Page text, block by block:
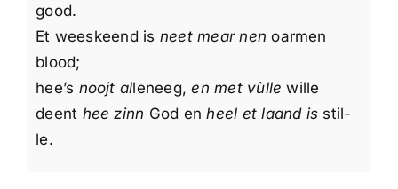
good.
Et weeskeend is neet mear nen oarmen
blood;
hee’s noojt alleneeg,en met vùlle wille
deent hee zinn God enheel et laand is stil-
le.